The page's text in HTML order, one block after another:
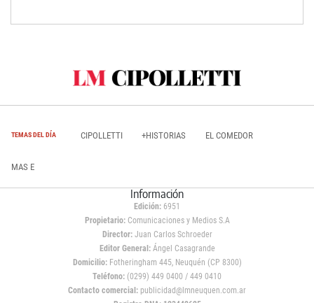
TEMAS DEL DÍA CIPOLLETTI +HISTORIAS EL COMEDOR
MAS E
Información
Edición: 6951
Propietario:Comunicaciones y Medios S.A
Director: Juan Carlos Schroeder
Editor General:Ángel Casagrande
Domicilio:Fotheringham 445, Neuquén (CP 8300)
Teléfono: (0299) 449 0400 / 449 0410
Contacto comercial: publicidad@lmneuquen.com.ar